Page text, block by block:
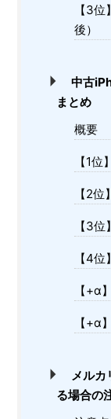
【3
後）
中古
まとめ
概要
【1位
【2
【3
【4
【+α
【+α
メル
る場合の